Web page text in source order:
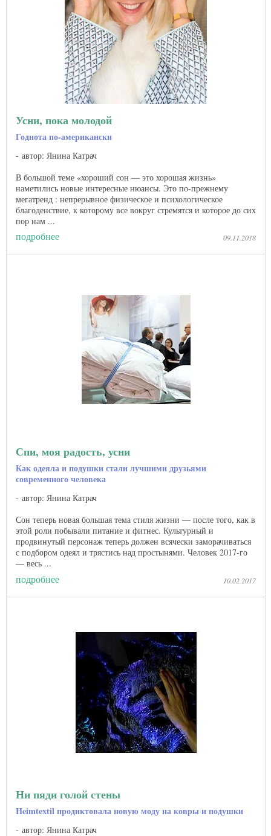
Усни, пока молодой
Годнота по-американски
автор: Янина Катрач
В большой теме «хороший сон — это хорошая жизнь»
наметились новые интересные нюансы. Это по-прежнему
мегатренд : непрерывное физическое и психологическое
благоденствие, к которому все вокруг стремятся и которое до сих
пор нам ...
подробнее 09.11.2018
Спи, моя радость, усни
Как одеяла и подушки стали лучшими друзьями
современного человека
автор: Янина Катрач
Сон теперь новая большая тема стиля жизни — после того, как в
этой роли побывали питание и фитнес. Культурный и
продвинутый персонаж теперь должен всячески заморачиваться
с подбором одеял и трястись над простынями. Человек 2017-го
— весь ...
подробнее 10.02.2017
Ни пяди голой стены
Heimtextil продиктовала новую моду на ковры и подушки
автор: Янина Катрач